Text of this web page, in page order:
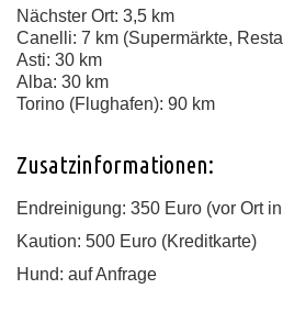
Nächster Ort: 3,5 km
Canelli: 7 km (Supermärkte,
Asti: 30 km
Alba: 30 km
Torino (Flughafen): 90 km
Zusatzinformationen:
Endreinigung: 350 Euro (vor Ort
Kaution: 500 Euro (Kreditkarte)
Hund: auf Anfrage